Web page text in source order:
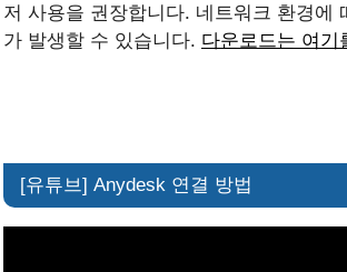
저 사용을 권장합니다. 네트워크 환경에
가 발생할 수 있습니다. 다운로드는 여기
[유튜브] Anydesk 연결 방법